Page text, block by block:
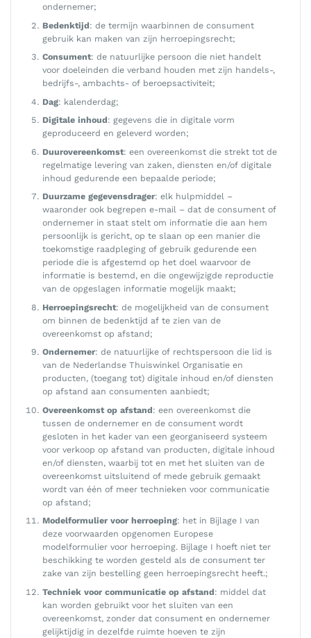
ondernemer;
Bedenktijd: de termijn waarbinnen de consument
gebruik kan maken van zijn herroepingsrecht;
Consument: de natuurlijke persoon die niet handelt
voor doeleinden die verband houden met zijn handels-,
bedrijfs-, ambachts- of beroepsactiviteit;
Dag: kalenderdag;
Digitale inhoud: gegevens die in digitale vorm
geproduceerd en geleverd worden;
Duurovereenkomst: een overeenkomst die strekt tot de
regelmatige levering van zaken, diensten en/of digitale
inhoud gedurende een bepaalde periode;
Duurzame gegevensdrager: elk hulpmiddel –
waaronder ook begrepen e-mail – dat de consument of
ondernemer in staat stelt om informatie die aan hem
persoonlijk is gericht, op te slaan op een manier die
toekomstige raadpleging of gebruik gedurende een
periode die is afgestemd op het doel waarvoor de
informatie is bestemd, en die ongewijzigde reproductie
van de opgeslagen informatie mogelijk maakt;
Herroepingsrecht: de mogelijkheid van de consument
om binnen de bedenktijd af te zien van de
overeenkomst op afstand;
Ondernemer: de natuurlijke of rechtspersoon die lid is
van de Nederlandse Thuiswinkel Organisatie en
producten, (toegang tot) digitale inhoud en/of diensten
op afstand aan consumenten aanbiedt;
Overeenkomst op afstand: een overeenkomst die
tussen de ondernemer en de consument wordt
gesloten in het kader van een georganiseerd systeem
voor verkoop op afstand van producten, digitale inhoud
en/of diensten, waarbij tot en met het sluiten van de
overeenkomst uitsluitend of mede gebruik gemaakt
wordt van één of meer technieken voor communicatie
op afstand;
Modelformulier voor herroeping: het in Bijlage I van
deze voorwaarden opgenomen Europese
modelformulier voor herroeping. Bijlage I hoeft niet ter
beschikking te worden gesteld als de consument ter
zake van zijn bestelling geen herroepingsrecht heeft.;
Techniek voor communicatie op afstand: middel dat
kan worden gebruikt voor het sluiten van een
overeenkomst, zonder dat consument en ondernemer
gelijktijdig in dezelfde ruimte hoeven te zijn